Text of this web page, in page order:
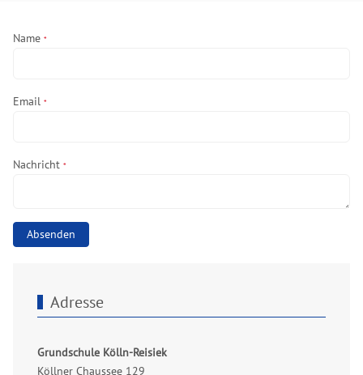
Name*
Email*
Nachricht*
Absenden
Adresse
Grundschule Kölln-Reisiek
Köllner Chaussee 129